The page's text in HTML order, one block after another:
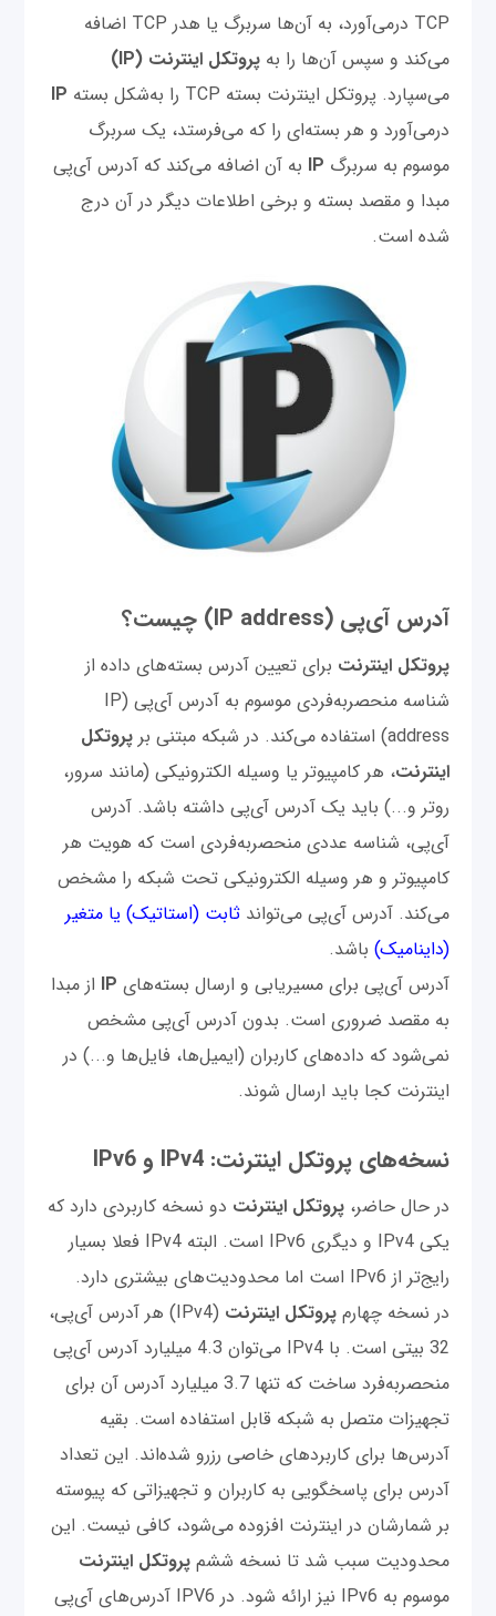
TCP درمی‌آورد، به آن‌ها سربرگ یا هدر TCP اضافه
می‌کند و سپس آن‌ها را بهپروتکل اینترنت (IP)
می‌‌سپارد. پروتکل اینترنت بسته TCP را به‌شکل بسته
IP
درمی‌آورد و هر بسته‌ای را که می‌فرستد، یک سربرگ
موسوم به سربرگ IP به آن اضافه می‌کند که آدرس آی‌پی
مبدا و مقصد بسته و برخی اطلاعات دیگر در آن درج
شده است.
آدرس‌ آی‌پی (IP address) چیست؟
پروتکل اینترنت برای تعیین آدرس‌ بسته‌های داده از
شناسه منحصربه‌فردی موسوم به آدرس آی‌پی (IP
address) استفاده می‌کند. در شبکه مبتنی بر
پروتکل
اینترنت، هر کامپیوتر یا وسیله الکترونیکی (مانند سرور،
روتر و...) باید یک آدرس آی‌پی داشته باشد. آدرس
آی‌پی، شناسه عددی منحصربه‌فردی است که هویت هر
کامپیوتر و هر وسیله الکترونیکی تحت شبکه را مشخص
می‌کند. آدرس آی‌پی می‌تواندثابت (استاتیک) یا متغیر
(داینامیک) باشد.
آدرس آی‌پی برای مسیریابی و ارسال بسته‌های IP از مبدا
به مقصد ضروری است. بدون آدرس‌ آی‌پی مشخص
نمی‌شود که داده‌های کاربران (ایمیل‌ها، فایل‌ها و...) در
اینترنت کجا باید ارسال شوند.
نسخه‌های پروتکل اینترنت: IPv4 و IPv6
در حال حاضر،پروتکل اینترنت دو نسخه کاربردی دارد که
یکی IPv4 و دیگری IPv6 است. البته IPv4 فعلا بسیار
رایج‌تر از IPv6 است اما محدودیت‌های بیشتری دارد.
در نسخه چهارمپروتکل اینترنت
(IPv4) هر آدرس آی‌پی،
32 بیتی است. با IPv4 می‌توان 4.3 میلیارد آدرس آی‌پی
منحصربه‌فرد ساخت که تنها 3.7 میلیارد آدرس آن برای
تجهیزات متصل به شبکه قابل استفاده است. بقیه
آدرس‌ها برای کاربردهای خاصی رزرو شده‌اند. این تعداد
آدرس برای پاسخگویی به کاربران و تجهیزاتی که پیوسته
بر شمارشان در اینترنت افزوده می‌شود، کافی نیست. این
محدودیت سبب شد تا نسخه ششمپروتکل اینترنت
موسوم به IPv6 نیز ارائه شود. در IPV6 آدرس‌های آی‌پی